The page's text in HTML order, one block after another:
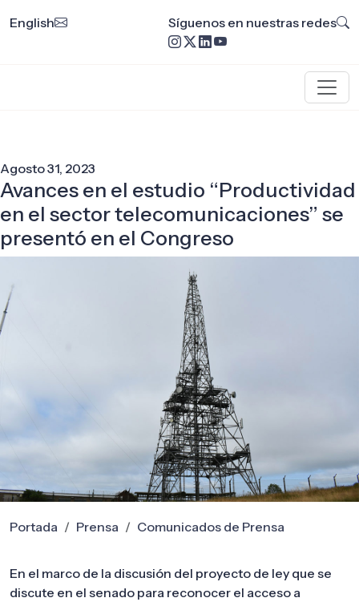
English Síguenos en nuestras redes
Agosto 31, 2023
Avances en el estudio “Productividad
en el sector telecomunicaciones” se
presentó en el Congreso
Portada Prensa Comunicados de Prensa
En el marco de la discusión del proyecto de ley que se
discute en el senado para reconocer el acceso a